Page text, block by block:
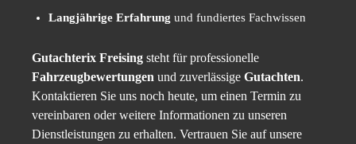
Langjährige Erfahrung und fundiertes Fachwissen
Gutachterix Freising steht für professionelle
Fahrzeugbewertungen und zuverlässige Gutachten.
Kontaktieren Sie uns noch heute, um einen Termin zu
vereinbaren oder weitere Informationen zu unseren
Dienstleistungen zu erhalten. Vertrauen Sie auf unsere